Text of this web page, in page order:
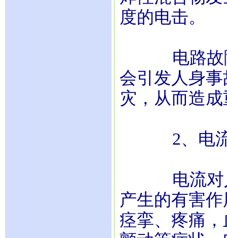
度的电击。
电路故障
会引发人身
灾，从而造
2、电流
电流对人
产生的有害
痉挛、疼痛